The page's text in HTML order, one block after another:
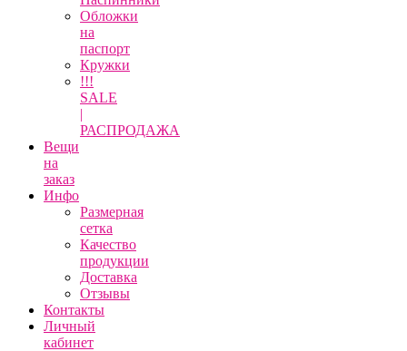
Обложки
на
паспорт
Кружки
!!!
SALE
|
РАСПРОДАЖА
Вещи
на
заказ
Инфо
Размерная
сетка
Качество
продукции
Доставка
Отзывы
Контакты
Личный
кабинет